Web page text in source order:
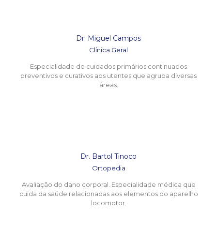
Dr. Miguel Campos
Clínica Geral
Especialidade de cuidados primários continuados
preventivos e curativos aos utentes que agrupa diversas
áreas.
Dr. Bartol Tinoco
Ortopedia
Avaliação do dano corporal. Especialidade médica que
cuida da saúde relacionadas aos elementos do aparelho
locomotor.